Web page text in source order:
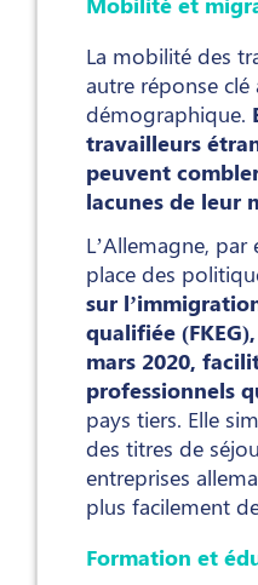
La mobilité des
autre réponse clé
démographique.
travailleurs
peuvent
lacunes de leur
L’Allemagne, par
place des
sur
qualifiée
mars 2020,
professionnels
pays tiers. Elle
des titres de
entreprises
plus facilement
Formation et